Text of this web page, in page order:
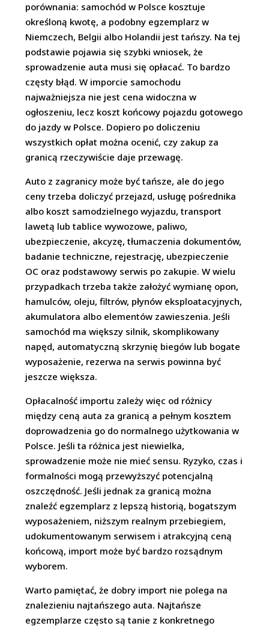
porównania: samochód w Polsce kosztuje
określoną kwotę, a podobny egzemplarz w
Niemczech, Belgii albo Holandii jest tańszy. Na tej
podstawie pojawia się szybki wniosek, że
sprowadzenie auta musi się opłacać. To bardzo
częsty błąd. W imporcie samochodu
najważniejsza nie jest cena widoczna w
ogłoszeniu, lecz koszt końcowy pojazdu gotowego
do jazdy w Polsce. Dopiero po doliczeniu
wszystkich opłat można ocenić, czy zakup za
granicą rzeczywiście daje przewagę.
Auto z zagranicy może być tańsze, ale do jego
ceny trzeba doliczyć przejazd, usługę pośrednika
albo koszt samodzielnego wyjazdu, transport
lawetą lub tablice wywozowe, paliwo,
ubezpieczenie, akcyzę, tłumaczenia dokumentów,
badanie techniczne, rejestrację, ubezpieczenie
OC oraz podstawowy serwis po zakupie. W wielu
przypadkach trzeba także założyć wymianę opon,
hamulców, oleju, filtrów, płynów eksploatacyjnych,
akumulatora albo elementów zawieszenia. Jeśli
samochód ma większy silnik, skomplikowany
napęd, automatyczną skrzynię biegów lub bogate
wyposażenie, rezerwa na serwis powinna być
jeszcze większa.
Opłacalność importu zależy więc od różnicy
między ceną auta za granicą a pełnym kosztem
doprowadzenia go do normalnego użytkowania w
Polsce. Jeśli ta różnica jest niewielka,
sprowadzenie może nie mieć sensu. Ryzyko, czas i
formalności mogą przewyższyć potencjalną
oszczędność. Jeśli jednak za granicą można
znaleźć egzemplarz z lepszą historią, bogatszym
wyposażeniem, niższym realnym przebiegiem,
udokumentowanym serwisem i atrakcyjną ceną
końcową, import może być bardzo rozsądnym
wyborem.
Warto pamiętać, że dobry import nie polega na
znalezieniu najtańszego auta. Najtańsze
egzemplarze często są tanie z konkretnego